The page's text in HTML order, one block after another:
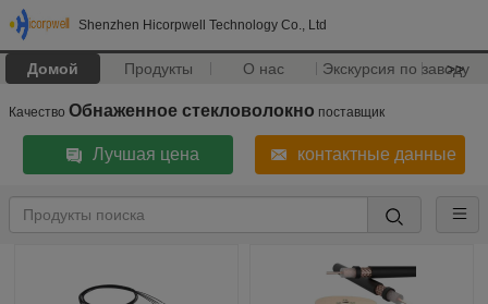
Shenzhen Hicorpwell Technology Co., Ltd
Домой Продукты О нас Экскурсия по заводу
>>
Качество Обнаженное стекловолокно поставщик
Лучшая цена контактные данные